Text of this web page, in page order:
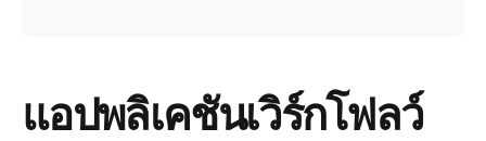
แอปพลิเคชันเวิร์กโฟลว์